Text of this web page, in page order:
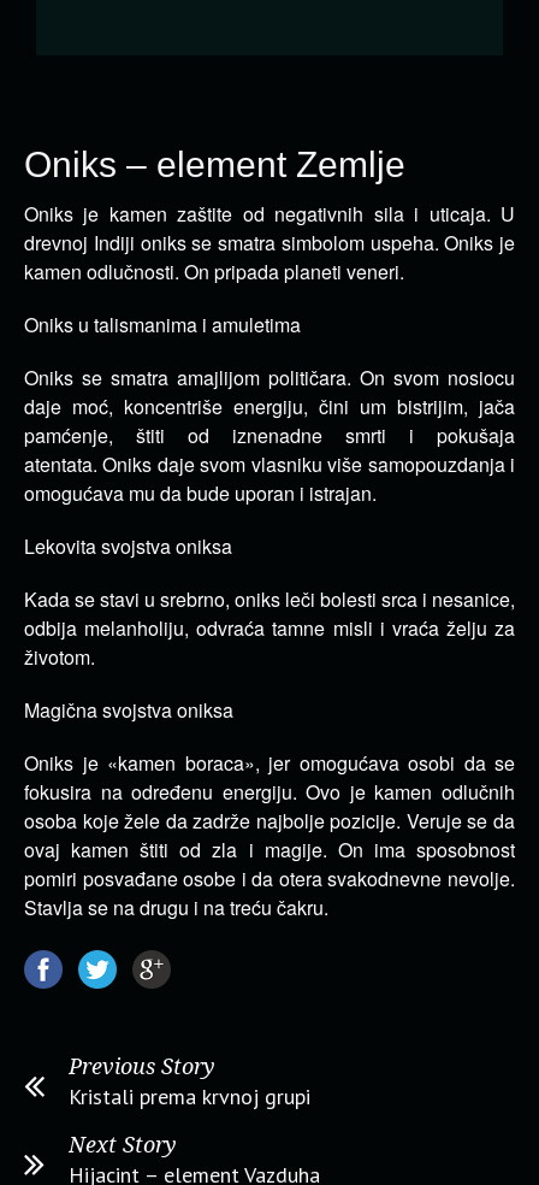
Oniks – element Zemlje
Oniks je kamen zaštite od negativnih sila i uticaja. U
drevnoj Indiji oniks se smatra simbolom uspeha. Oniks je
kamen odlučnosti. On pripada planeti veneri.
Oniks u talismanima i amuletima
Oniks se smatra amajlijom političara. On svom nosiocu
daje moć, koncentriše energiju, čini um bistrijim, jača
pamćenje, štiti od iznenadne smrti i pokušaja
atentata. Oniks daje svom vlasniku više samopouzdanja i
omogućava mu da bude uporan i istrajan.
Lekovita svojstva oniksa
Kada se stavi u srebrno, oniks leči bolesti srca i nesanice,
odbija melanholiju, odvraća tamne misli i vraća želju za
životom.
Magična svojstva oniksa
Oniks je «kamen boraca», jer omogućava osobi da se
fokusira na određenu energiju. Ovo je kamen odlučnih
osoba koje žele da zadrže najbolje pozicije. Veruje se da
ovaj kamen štiti od zla i magije. On ima sposobnost
pomiri posvađane osobe i da otera svakodnevne nevolje.
Stavlja se na drugu i na treću čakru.
Previous Story
Kristali prema krvnoj grupi
Next Story
Hijacint – element Vazduha